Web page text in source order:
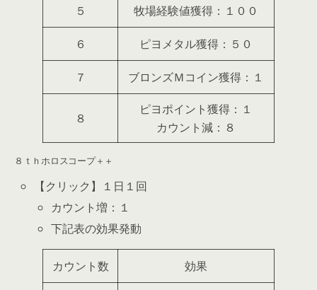
５ 牧場経験値獲得：１００
６ ピヨメタル獲得：５０
７ ブロンズＭコイン獲得：１
８
ピヨポイント獲得：１
カウント減：８
８ｔｈホロスコープ＋＋
【クリック】１日１回
カウント増：１
下記表の効果発動
カウント数 効果